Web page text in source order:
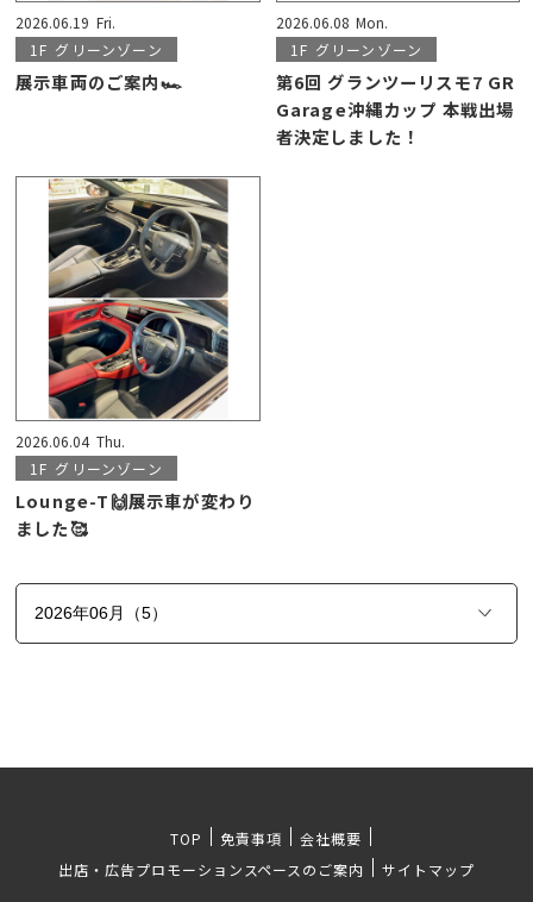
2026.06.19 Fri.
1F グリーンゾーン
展示車両のご案内🏎
2026.06.08 Mon.
1F グリーンゾーン
第6回 グランツーリスモ7 GR
Garage沖縄カップ 本戦出場
者決定しました！
2026.06.04 Thu.
1F グリーンゾーン
Lounge-T🙌展示車が変わり
ました🥰
TOP 免責事項
会社概要
出店・広告プロモーションスペースのご案内
サイトマップ